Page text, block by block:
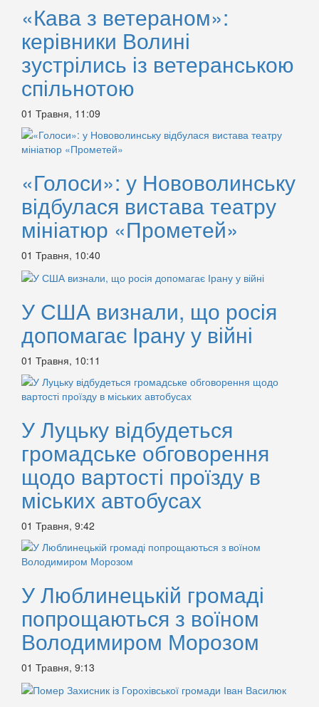
«Кава з ветераном»:
керівники Волині
зустрілись із ветеранською
спільнотою
01 Травня, 11:09
«Голоси»: у Нововолинську
відбулася вистава театру
мініатюр «Прометей»
01 Травня, 10:40
У США визнали, що росія
допомагає Ірану у війні
01 Травня, 10:11
У Луцьку відбудеться
громадське обговорення
щодо вартості проїзду в
міських автобусах
01 Травня, 9:42
У Люблинецькій громаді
попрощаються з воїном
Володимиром Морозом
01 Травня, 9:13